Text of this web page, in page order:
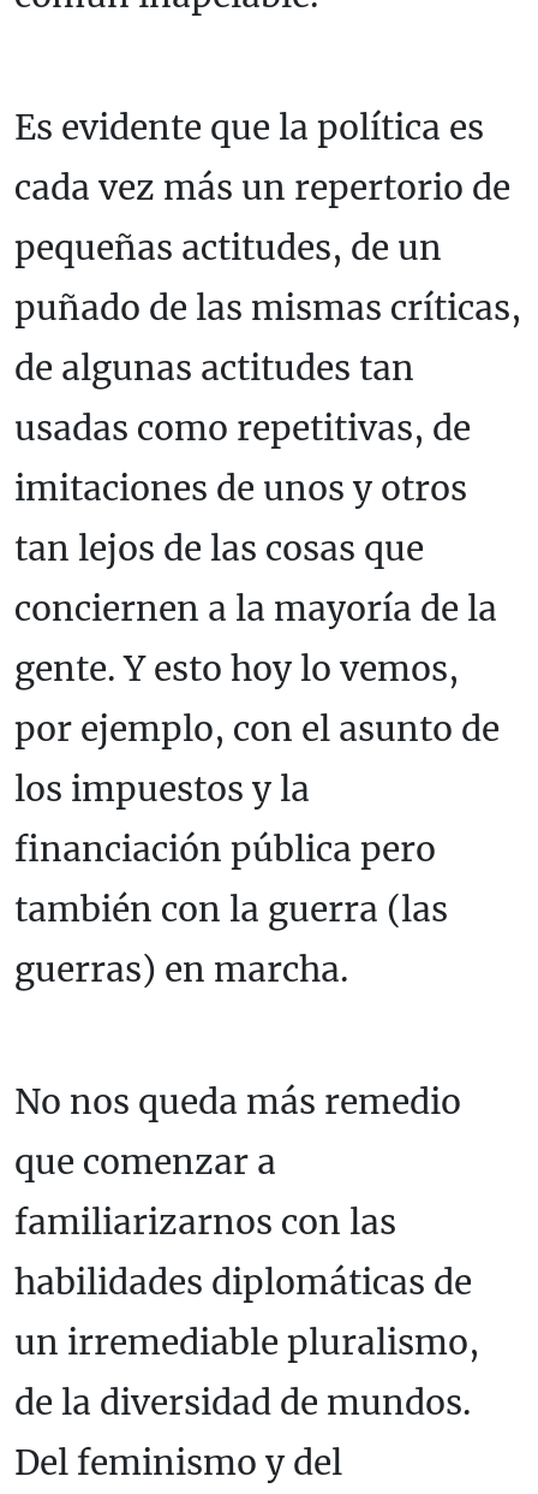
Es evidente que la política es
cada vez más un repertorio de
pequeñas actitudes, de un
puñado de las mismas críticas,
de algunas actitudes tan
usadas como repetitivas, de
imitaciones de unos y otros
tan lejos de las cosas que
conciernen a la mayoría de la
gente. Y esto hoy lo vemos,
por ejemplo, con el asunto de
los impuestos y la
financiación pública pero
también con la guerra (las
guerras) en marcha.
No nos queda más remedio
que comenzar a
familiarizarnos con las
habilidades diplomáticas de
un irremediable pluralismo,
de la diversidad de mundos.
Del feminismo y del